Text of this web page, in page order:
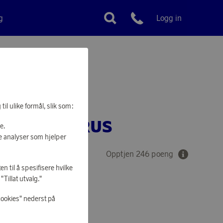
Kundeservice
Logg in
GO
Opptjen 246 poeng
HANDLE
ulike formål, slik som:
analyser som hjelper
til å spesifisere hvilke
utvalg."
nederst på